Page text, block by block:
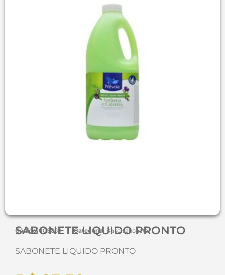
SABONETE LIQUIDO PRONTO
Código:103860 Categoria: Base sabonete
SABONETE LIQUIDO PRONTO